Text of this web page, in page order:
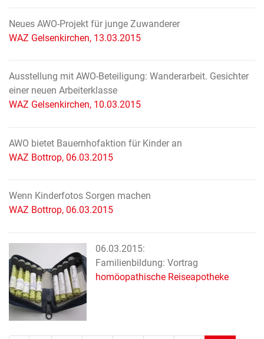
Neues AWO-Projekt für junge Zuwanderer
WAZ Gelsenkirchen, 13.03.2015
Ausstellung mit AWO-Beteiligung: Wanderarbeit. Gesichter
einer neuen Arbeiterklasse
WAZ Gelsenkirchen, 10.03.2015
AWO bietet Bauernhofaktion für Kinder an
WAZ Bottrop, 06.03.2015
Wenn Kinderfotos Sorgen machen
WAZ Bottrop, 06.03.2015
06.03.2015:
Familienbildung: Vortrag
homöopathische Reiseapotheke